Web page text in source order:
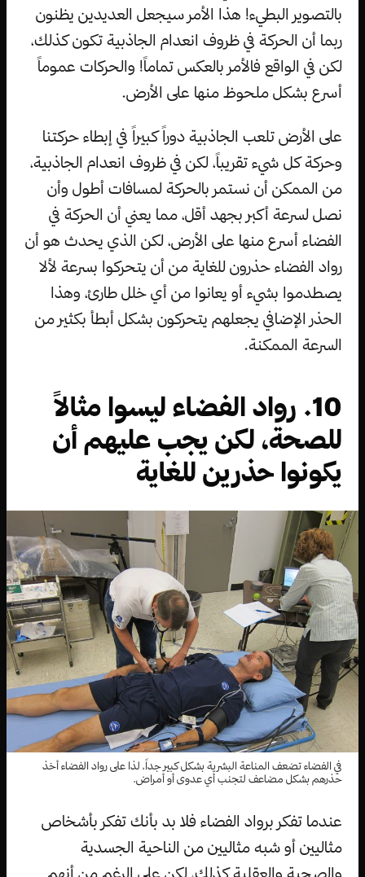
بالتصوير البطيء! هذا الأمر سيجعل العديدين يظنون
ربما أن الحركة في ظروف انعدام الجاذبية تكون كذلك،
لكن في الواقع فالأمر بالعكس تماماً! والحركات عموماً
أسرع بشكل ملحوظ منها على الأرض.
على الأرض تلعب الجاذبية دوراً كبيراً في إبطاء حركتنا
وحركة كل شيء تقريباً، لكن في ظروف انعدام الجاذبية،
من الممكن أن نستمر بالحركة لمسافات أطول وأن
نصل لسرعة أكبر بجهد أقل، مما يعني أن الحركة في
الفضاء أسرع منها على الأرض، لكن الذي يحدث هو أن
رواد الفضاء حذرون للغاية من أن يتحركوا بسرعة لألا
يصطدموا بشيء أو يعانوا من أي خلل طارئ، وهذا
الحذر الإضافي يجعلهم يتحركون بشكل أبطأ بكثير من
السرعة الممكنة.
10. رواد الفضاء ليسوا مثالاً
للصحة، لكن يجب عليهم أن
يكونوا حذرين للغاية
في الفضاء تضعف المناعة البشرية بشكل كبير جداً، لذا على رواد الفضاء أخذ
حذرهم بشكل مضاعف لتجنب أي عدوى أو أمراض.
عندما تفكر برواد الفضاء فلا بد بأنك تفكر بأشخاص
مثاليين أو شبه مثاليين من الناحية الجسدية
والصحية والعقلية كذلك، لكن على الرغم من أنهم